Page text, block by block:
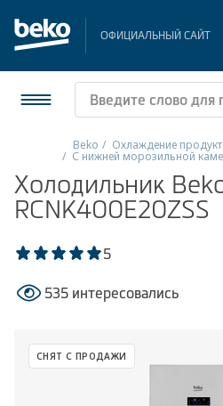
ОФИЦИАЛЬНЫЙ САЙТ
Холодильники и
Стиральные и
Посудомоечные машины
Плиты
Малая бытовая техника
Beko Охлаждение
С нижней морозильной
Холодильник
RCNK400E20ZSS
5
535 интересовались
СНЯТ С ПРОДАЖИ